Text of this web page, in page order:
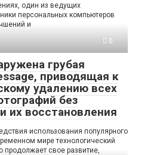
один из ведущих
персональных компьютеров
и
0
грубая
приводящая к
удалению всех
без
их восстановления
использования популярного
мире технологический
продолжает свое развитие,